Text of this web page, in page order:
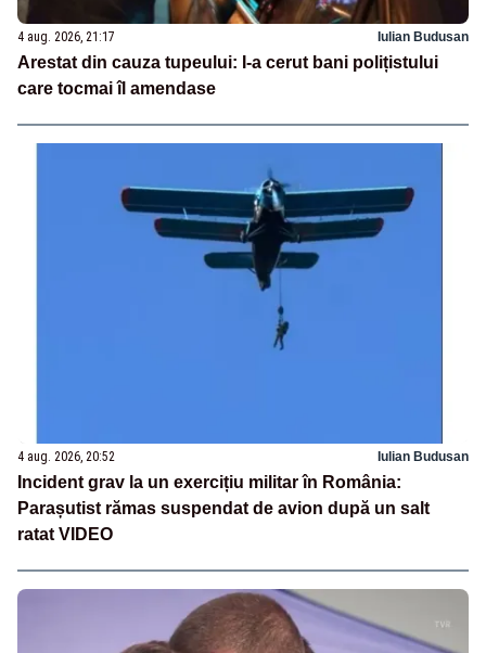
4 aug. 2026, 21:17 Iulian Budusan
Arestat din cauza tupeului: I-a cerut bani polițistului
care tocmai îl amendase
4 aug. 2026, 20:52 Iulian Budusan
Incident grav la un exercițiu militar în România:
Parașutist rămas suspendat de avion după un salt
ratat VIDEO